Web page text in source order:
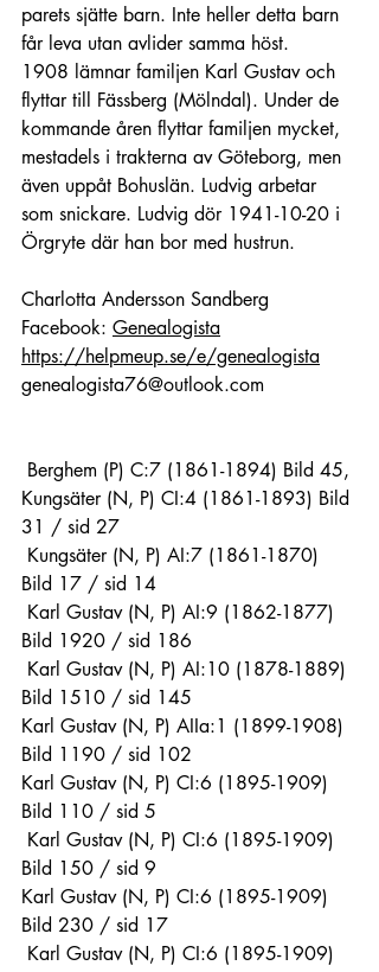
parets sjätte barn. Inte heller detta barn
får leva utan avlider samma höst.
1908 lämnar familjen Karl Gustav och
flyttar till Fässberg (Mölndal). Under de
kommande åren flyttar familjen mycket,
mestadels i trakterna av Göteborg, men
även uppåt Bohuslän. Ludvig arbetar
som snickare. Ludvig dör 1941-10-20 i
Örgryte där han bor med hustrun.
Charlotta Andersson Sandberg
Facebook: Genealogista
https://helpmeup.se/e/genealogista
genealogista76@outlook.com
Berghem (P) C:7 (1861-1894) Bild 45,
Kungsäter (N, P) CI:4 (1861-1893) Bild
31 / sid 27
Bild 17 / sid 14
Bild 1920 / sid 186
Bild 1510 / sid 145
Karl Gustav (N, P) AIIa:1 (1899-1908)
Bild 1190 / sid 102
Karl Gustav (N, P) CI:6 (1895-1909)
Bild 110 / sid 5
Bild 150 / sid 9
Karl Gustav (N, P) CI:6 (1895-1909)
Bild 230 / sid 17